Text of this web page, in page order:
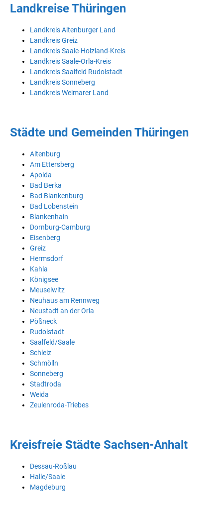
Landkreise Thüringen
Landkreis Altenburger Land
Landkreis Greiz
Landkreis Saale-Holzland-Kreis
Landkreis Saale-Orla-Kreis
Landkreis Saalfeld Rudolstadt
Landkreis Sonneberg
Landkreis Weimarer Land
Städte und Gemeinden Thüringen
Altenburg
Am Ettersberg
Apolda
Bad Berka
Bad Blankenburg
Bad Lobenstein
Blankenhain
Dornburg-Camburg
Eisenberg
Greiz
Hermsdorf
Kahla
Königsee
Meuselwitz
Neuhaus am Rennweg
Neustadt an der Orla
Pößneck
Rudolstadt
Saalfeld/Saale
Schleiz
Schmölln
Sonneberg
Stadtroda
Weida
Zeulenroda-Triebes
Kreisfreie Städte Sachsen-Anhalt
Dessau-Roßlau
Halle/Saale
Magdeburg